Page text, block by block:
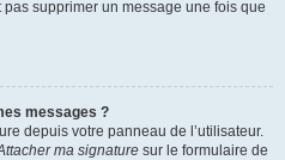
supprimer un message une fois que
messages ?
depuis votre panneau de l’utilisateur.
ma signature sur le formulaire de